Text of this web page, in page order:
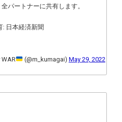
パートナーに共有します。
: 日本経済新聞
WAR (@m_kumagai) May 29, 2022